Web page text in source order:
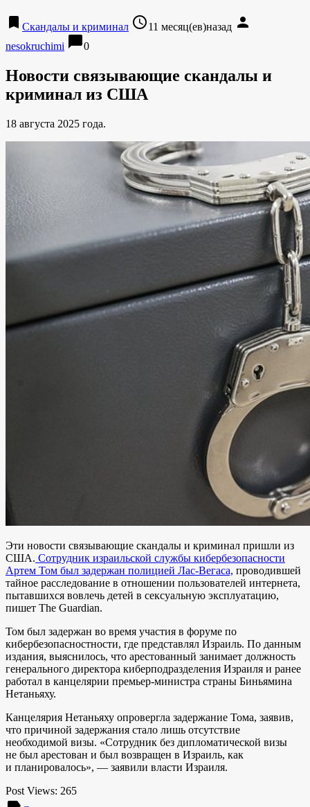
bookmark Скандалы и криминал access_time11 месяц(ев)назад person
nesokruchimi chat_bubble0
Новости связывающие скандалы и
криминал из США
18 августа 2025 года.
Эти новости связывающие скандалы и криминал пришли из
США. Сотрудник израильской службы кибербезопасности
Артем Том был задержан полицией Лас-Вегаса, проводившей
тайное расследование в отношении пользователей интернета,
пытавшихся вовлечь детей в сексуальную эксплуатацию,
пишет The Guardian.
Том был задержан во время участия в форуме по
кибербезопасностности, где представлял Израиль. По данным
издания, выяснилось, что арестованный занимает должность
генерального директора киберподразделения Израиля и ранее
работал в канцелярии премьер-министра страны Биньямина
Нетаньяху.
Канцелярия Нетаньяху опровергла задержание Тома, заявив,
что причиной задержания стало лишь отсутствие
необходимой визы. «Сотрудник без дипломатической визы
не был арестован и был возвращен в Израиль, как
и планировалось», — заявили власти Израиля.
Post Views: 265